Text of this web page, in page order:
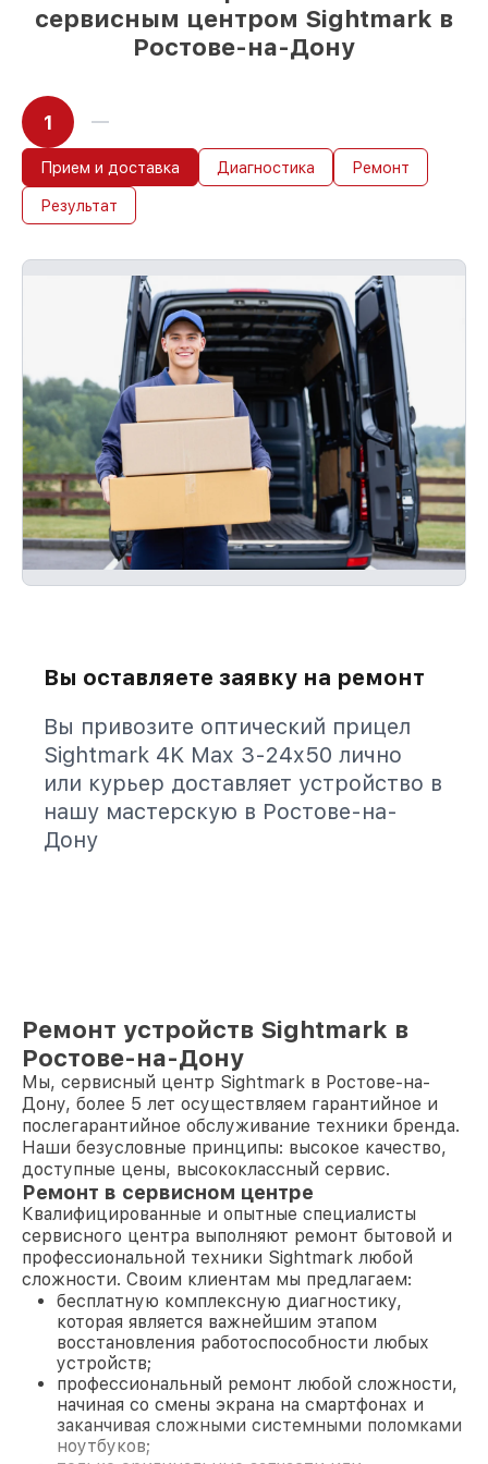
сервисным центром Sightmark в
Ростове-на-Дону
1
Прием и доставка Диагностика Ремонт
Результат
Вы оставляете заявку на ремонт
Вы привозите оптический прицел
Sightmark 4K Max 3-24x50 лично
или курьер доставляет устройство в
нашу мастерскую в Ростове-на-
Дону
Ремонт устройств Sightmark в
Ростове-на-Дону
Мы, сервисный центр Sightmark в Ростове-на-
Дону, более 5 лет осуществляем гарантийное и
послегарантийное обслуживание техники бренда.
Наши безусловные принципы: высокое качество,
доступные цены, высококлассный сервис.
Ремонт в сервисном центре
Квалифицированные и опытные специалисты
сервисного центра выполняют ремонт бытовой и
профессиональной техники Sightmark любой
сложности. Своим клиентам мы предлагаем:
бесплатную комплексную диагностику,
которая является важнейшим этапом
восстановления работоспособности любых
устройств;
профессиональный ремонт любой сложности,
начиная со смены экрана на смартфонах и
заканчивая сложными системными поломками
ноутбуков;